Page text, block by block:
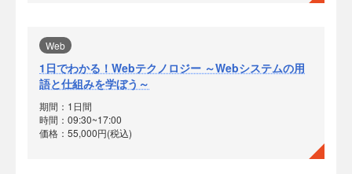
Web
1日でわかる！Webテクノロジー ～Webシステムの用
語と仕組みを学ぼう～
期間：1日間
時間：09:30~17:00
価格：55,000円(税込)